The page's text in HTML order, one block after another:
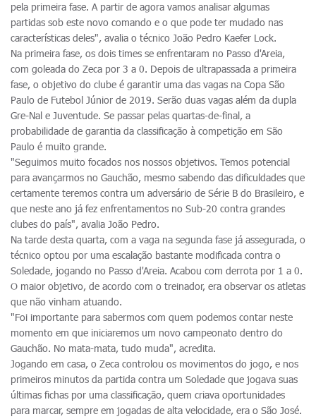
pela primeira fase. A partir de agora vamos analisar algumas
partidas sob este novo comando e o que pode ter mudado nas
características deles", avalia o técnico João Pedro Kaefer Lock.
Na primeira fase, os dois times se enfrentaram no Passo d'Areia,
com goleada do Zeca por 3 a 0. Depois de ultrapassada a primeira
fase, o objetivo do clube é garantir uma das vagas na Copa São
Paulo de Futebol Júnior de 2019. Serão duas vagas além da dupla
Gre-Nal e Juventude. Se passar pelas quartas-de-final, a
probabilidade de garantia da classificação à competição em São
Paulo é muito grande.
"Seguimos muito focados nos nossos objetivos. Temos potencial
para avançarmos no Gauchão, mesmo sabendo das dificuldades que
certamente teremos contra um adversário de Série B do Brasileiro, e
que neste ano já fez enfrentamentos no Sub-20 contra grandes
clubes do país", avalia João Pedro.
Na tarde desta quarta, com a vaga na segunda fase já assegurada, o
técnico optou por uma escalação bastante modificada contra o
Soledade, jogando no Passo d'Areia. Acabou com derrota por 1 a 0.
O maior objetivo, de acordo com o treinador, era observar os atletas
que não vinham atuando.
"Foi importante para sabermos com quem podemos contar neste
momento em que iniciaremos um novo campeonato dentro do
Gauchão. No mata-mata, tudo muda", acredita.
Jogando em casa, o Zeca controlou os movimentos do jogo, e nos
primeiros minutos da partida contra um Soledade que jogava suas
últimas fichas por uma classificação, quem criava oportunidades
para marcar, sempre em jogadas de alta velocidade, era o São José.